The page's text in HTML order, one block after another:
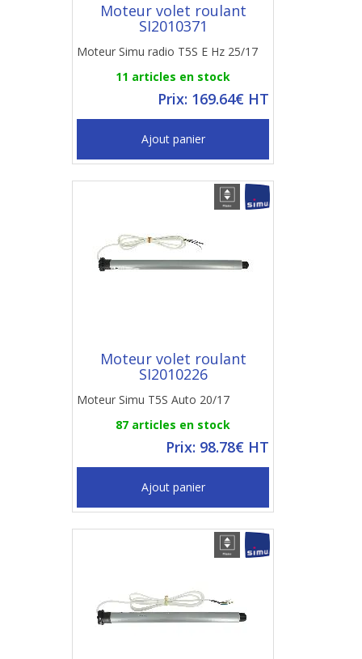
Moteur volet roulant
SI2010371
Moteur Simu radio T5S E Hz 25/17
11 articles en stock
Prix: 169.64€ HT
Ajout panier
Moteur volet roulant
SI2010226
Moteur Simu T5S Auto 20/17
87 articles en stock
Prix: 98.78€ HT
Ajout panier